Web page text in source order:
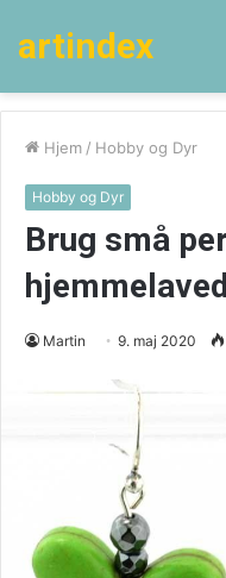
artindex
Hjem / Hobby og Dyr
Hobby og Dyr
Brug små
Martin 9. maj 2020